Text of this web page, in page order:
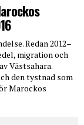
Redan 2012–
migration och
Västsahara.
den tystnad som
Marockos